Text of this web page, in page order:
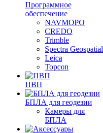
Программное
обеспечение
NAVMOPO
CREDO
Trimble
Spectra Geospatial
Leica
Topcon
ПВП
БПЛА для геодезии
Камеры для
БПЛА